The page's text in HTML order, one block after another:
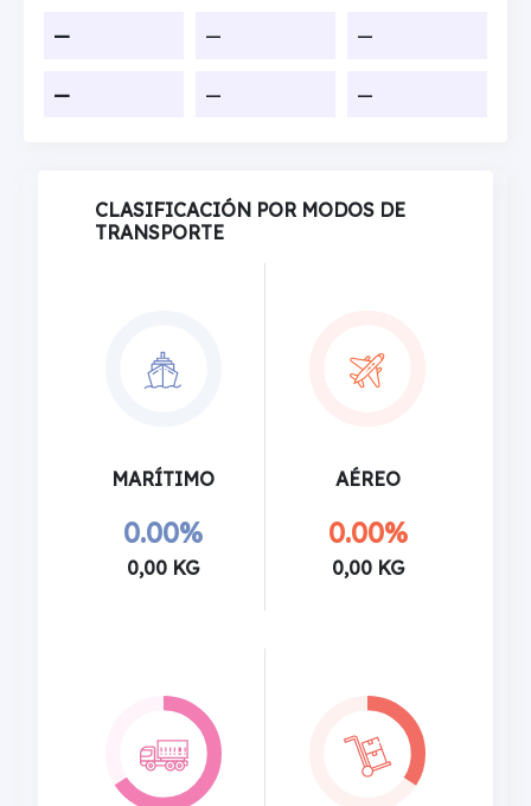
— — —
— — —
CLASIFICACIÓN POR MODOS DE
TRANSPORTE
MARÍTIMO
0.00%
0,00 KG
AÉREO
0.00%
0,00 KG